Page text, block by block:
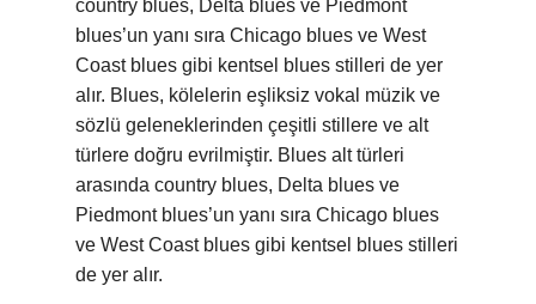
country blues, Delta blues ve Piedmont
blues’un yanı sıra Chicago blues ve West
Coast blues gibi kentsel blues stilleri de yer
alır. Blues, kölelerin eşliksiz vokal müzik ve
sözlü geleneklerinden çeşitli stillere ve alt
türlere doğru evrilmiştir. Blues alt türleri
arasında country blues, Delta blues ve
Piedmont blues’un yanı sıra Chicago blues
ve West Coast blues gibi kentsel blues stilleri
de yer alır.